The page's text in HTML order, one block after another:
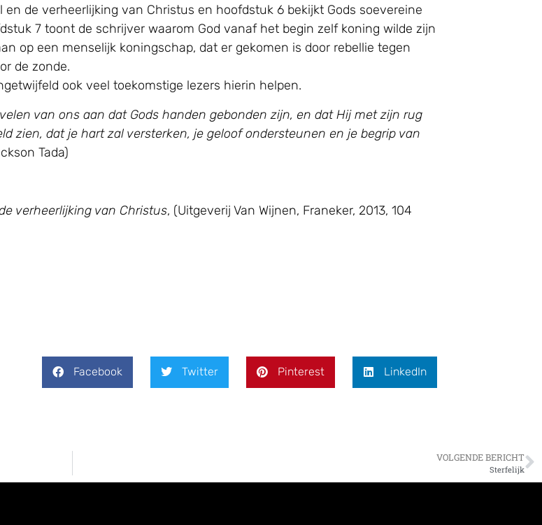
de verheerlijking van Christus en hoofdstuk 6 bekijkt Gods soevereine
7 toont de schrijver waarom God vanaf het begin zelf koning wilde zijn
op een menselijk koningschap, dat er gekomen is door rebellie tegen
de zonde.
ook veel toekomstige lezers hierin helpen.
van ons aan dat Gods handen gebonden zijn, en dat Hij met zijn rug
zien, dat je hart zal versterken, je geloof ondersteunen en je begrip van
Tada)
verheerlijking van Christus, (Uitgeverij Van Wijnen, Franeker, 2013, 104
Facebook Twitter Pinterest LinkedIn
VOLGENDE BERICHT
Sterfelijk